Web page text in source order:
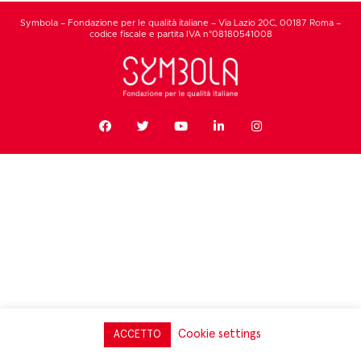
Symbola – Fondazione per le qualità italiane – Via Lazio 20C, 00187 Roma –
codice fiscale e partita IVA n°08180541008
ACCETTO Cookie settings